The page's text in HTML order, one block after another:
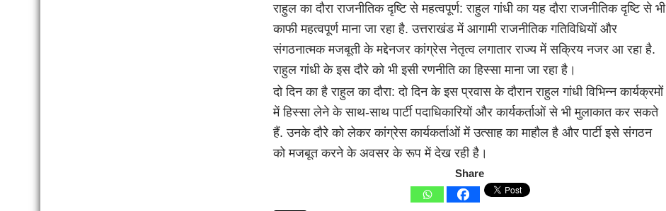
राहुल का दौरा राजनीतिक दृष्टि से महत्वपूर्ण: राहुल गांधी का यह दौरा राजनीतिक दृष्टि से भी
काफी महत्वपूर्ण माना जा रहा है. उत्तराखंड में आगामी राजनीतिक गतिविधियों और
संगठनात्मक मजबूती के मद्देनजर कांग्रेस नेतृत्व लगातार राज्य में सक्रिय नजर आ रहा है.
राहुल गांधी के इस दौरे को भी इसी रणनीति का हिस्सा माना जा रहा है।
दो दिन का है राहुल का दौरा: दो दिन के इस प्रवास के दौरान राहुल गांधी विभिन्न कार्यक्रमों
में हिस्सा लेने के साथ-साथ पार्टी पदाधिकारियों और कार्यकर्ताओं से भी मुलाकात कर सकते
हैं. उनके दौरे को लेकर कांग्रेस कार्यकर्ताओं में उत्साह का माहौल है और पार्टी इसे संगठन
को मजबूत करने के अवसर के रूप में देख रही है।
Share